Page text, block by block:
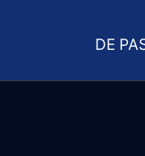
DE